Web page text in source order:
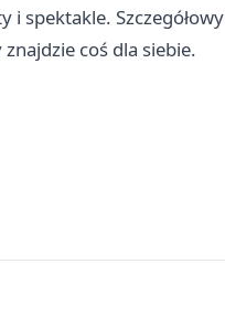
i spektakle. Szczegółowy
coś dla siebie.